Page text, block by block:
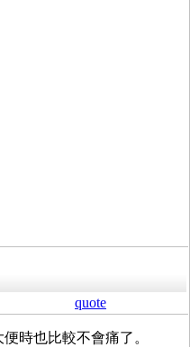
quote
時也比較不會痛了。